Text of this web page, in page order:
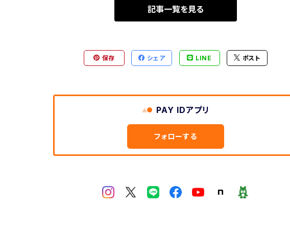
記事一覧を見る
保存 シェア LINE ポスト
PAY IDアプリ
フォローする